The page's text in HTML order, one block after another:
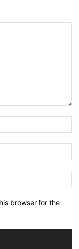
browser for the